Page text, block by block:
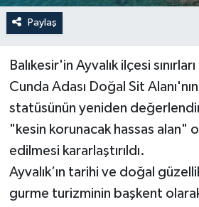
Paylaş
Balıkesir'in Ayvalık ilçesi
Cunda Adası Doğal Sit
statüsünün yeniden
"kesin korunacak hassas alan"
edilmesi kararlaştırıldı.
Ayvalık’ın tarihi ve doğal
gurme turizminin başkent